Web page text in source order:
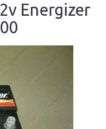
Energizer